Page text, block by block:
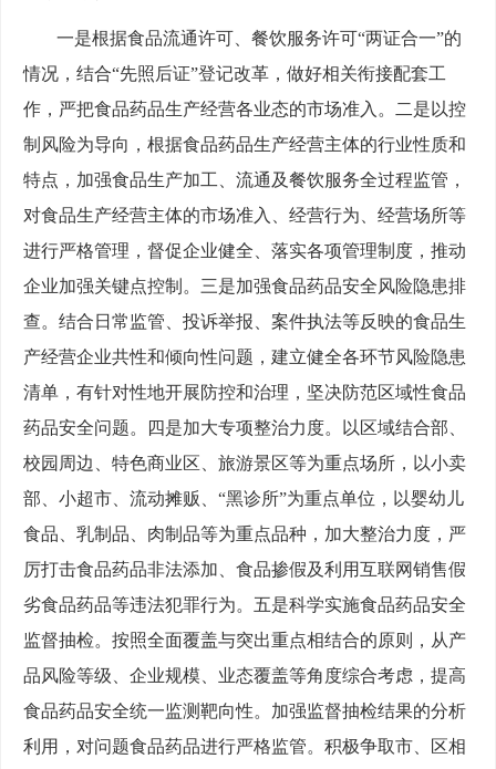
一是根据食品流通许可、餐饮服务许可“两证合一”的
情况，结合“先照后证”登记改革，做好相关衔接配套工
作，严把食品药品生产经营各业态的市场准入。二是以控
制风险为导向，根据食品药品生产经营主体的行业性质和
特点，加强食品生产加工、流通及餐饮服务全过程监管，
对食品生产经营主体的市场准入、经营行为、经营场所等
进行严格管理，督促企业健全、落实各项管理制度，推动
企业加强关键点控制。三是加强食品药品安全风险隐患排
查。结合日常监管、投诉举报、案件执法等反映的食品生
产经营企业共性和倾向性问题，建立健全各环节风险隐患
清单，有针对性地开展防控和治理，坚决防范区域性食品
药品安全问题。四是加大专项整治力度。以区域结合部、
校园周边、特色商业区、旅游景区等为重点场所，以小卖
部、小超市、流动摊贩、“黑诊所”为重点单位，以婴幼儿
食品、乳制品、肉制品等为重点品种，加大整治力度，严
厉打击食品药品非法添加、食品掺假及利用互联网销售假
劣食品药品等违法犯罪行为。五是科学实施食品药品安全
监督抽检。按照全面覆盖与突出重点相结合的原则，从产
品风险等级、企业规模、业态覆盖等角度综合考虑，提高
食品药品安全统一监测靶向性。加强监督抽检结果的分析
利用，对问题食品药品进行严格监管。积极争取市、区相